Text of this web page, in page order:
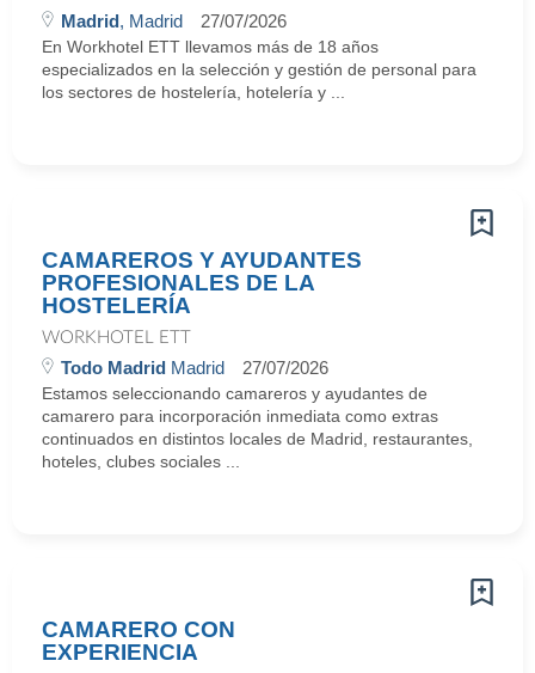
Madrid, Madrid 27/07/2026
En Workhotel ETT llevamos más de 18 años
especializados en la selección y gestión de personal para
los sectores de hostelería, hotelería y ...
CAMAREROS Y AYUDANTES
PROFESIONALES DE LA
HOSTELERÍA
WORKHOTEL ETT
Todo Madrid Madrid 27/07/2026
Estamos seleccionando camareros y ayudantes de
camarero para incorporación inmediata como extras
continuados en distintos locales de Madrid, restaurantes,
hoteles, clubes sociales ...
CAMARERO CON
EXPERIENCIA